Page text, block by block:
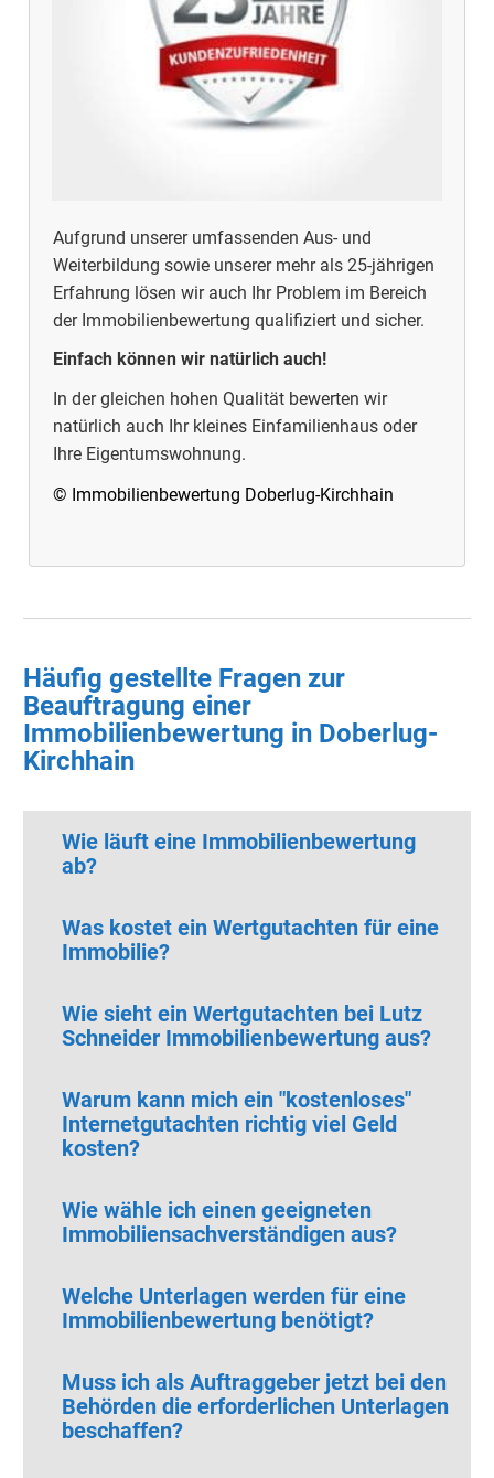
Aufgrund unserer umfassenden Aus- und
Weiterbildung sowie unserer mehr als 25-jährigen
Erfahrung lösen wir auch Ihr Problem im Bereich
der Immobilienbewertung qualifiziert und sicher.
Einfach können wir natürlich auch!
In der gleichen hohen Qualität bewerten wir
natürlich auch Ihr kleines Einfamilienhaus oder
Ihre Eigentumswohnung.
© Immobilienbewertung Doberlug-Kirchhain
Häufig gestellte Fragen zur
Beauftragung einer
Immobilienbewertung in Doberlug-
Kirchhain
Wie läuft eine Immobilienbewertung
ab?
Was kostet ein Wertgutachten für eine
Immobilie?
Wie sieht ein Wertgutachten bei Lutz
Schneider Immobilienbewertung aus?
Warum kann mich ein "kostenloses"
Internetgutachten richtig viel Geld
kosten?
Wie wähle ich einen geeigneten
Immobiliensachverständigen aus?
Welche Unterlagen werden für eine
Immobilienbewertung benötigt?
Muss ich als Auftraggeber jetzt bei den
Behörden die erforderlichen Unterlagen
beschaffen?